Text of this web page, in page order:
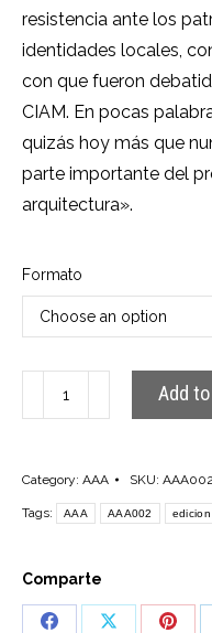
resistencia ante los
identidades locales,
con que fueron
CIAM. En pocas
quizás hoy más que
parte importante del
arquitectura».
Formato
quantity
Add
Category: AAA SKU: AAA002
Tags: AAA AAA002 edicion
Comparte